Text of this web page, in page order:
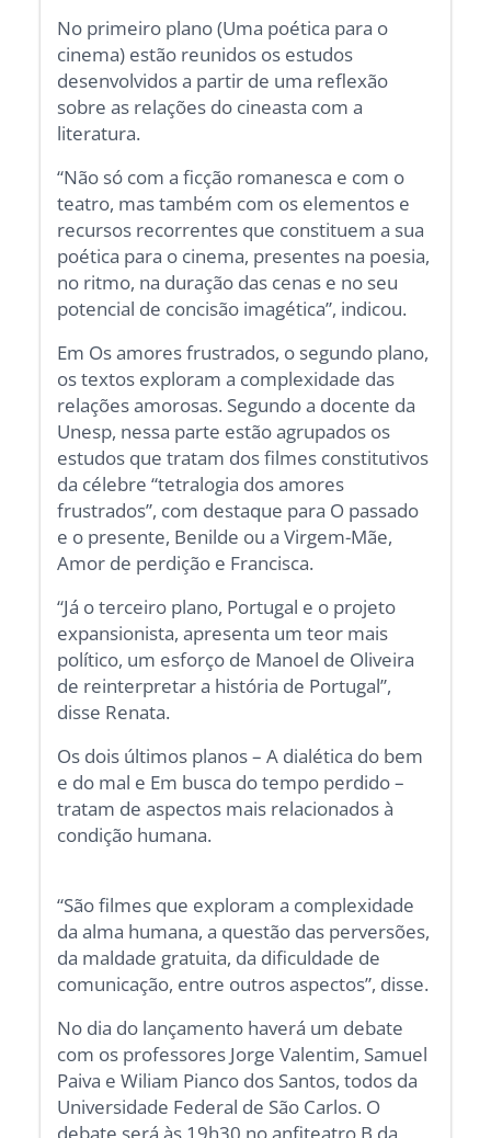
No primeiro plano (Uma poética para o
cinema) estão reunidos os estudos
desenvolvidos a partir de uma reflexão
sobre as relações do cineasta com a
literatura.
“Não só com a ficção romanesca e com o
teatro, mas também com os elementos e
recursos recorrentes que constituem a sua
poética para o cinema, presentes na poesia,
no ritmo, na duração das cenas e no seu
potencial de concisão imagética”, indicou.
Em Os amores frustrados, o segundo plano,
os textos exploram a complexidade das
relações amorosas. Segundo a docente da
Unesp, nessa parte estão agrupados os
estudos que tratam dos filmes constitutivos
da célebre “tetralogia dos amores
frustrados”, com destaque para O passado
e o presente, Benilde ou a Virgem-Mãe,
Amor de perdição e Francisca.
“Já o terceiro plano, Portugal e o projeto
expansionista, apresenta um teor mais
político, um esforço de Manoel de Oliveira
de reinterpretar a história de Portugal”,
disse Renata.
Os dois últimos planos – A dialética do bem
e do mal e Em busca do tempo perdido –
tratam de aspectos mais relacionados à
condição humana.
“São filmes que exploram a complexidade
da alma humana, a questão das perversões,
da maldade gratuita, da dificuldade de
comunicação, entre outros aspectos”, disse.
No dia do lançamento haverá um debate
com os professores Jorge Valentim, Samuel
Paiva e Wiliam Pianco dos Santos, todos da
Universidade Federal de São Carlos. O
debate será às 19h30 no anfiteatro B da